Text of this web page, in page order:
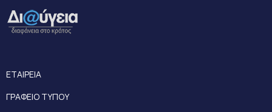
ΕΤΑΙΡΕΙΑ
ΓΡΑΦΕΙΟ ΤΥΠΟΥ